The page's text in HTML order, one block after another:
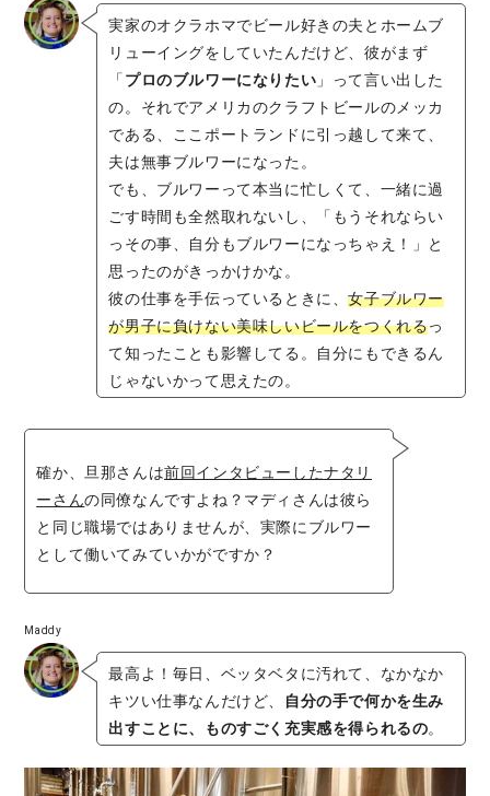
実家のオクラホマでビール好きの夫とホームブ
リューイングをしていたんだけど、彼がまず
「 プロのブルワーになりたい 」って言い出した
の。それでアメリカのクラフトビールのメッカ
である、ここポートランドに引っ越して来て、
夫は無事ブルワーになった。
でも、ブルワーって本当に忙しくて、一緒に過
ごす時間も全然取れないし、「もうそれならい
っその事、自分もブルワーになっちゃえ！」と
思ったのがきっかけかな。
彼の仕事を手伝っているときに、女子ブルワー
が男子に負けない美味しいビールをつくれるっ
て知ったことも影響してる。自分にもできるん
じゃないかって思えたの。
確か、旦那さんは前回インタビューしたナタリ
ーさんの同僚なんですよね？マディさんは彼ら
と同じ職場ではありませんが、実際にブルワー
として働いてみていかがですか？
Maddy
最高よ！毎日、ベッタベタに汚れて、なかなか
キツい仕事なんだけど、
自分の手で何かを生み
出すことに、ものすごく充実感を得られるの。